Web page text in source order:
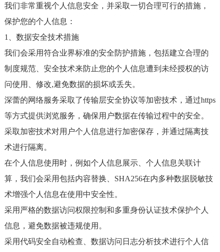
我们非常重视个人信息安全，并采取一切合理可行的措施，
保护您的个人信息：
1、数据安全技术措施
我们会采用符合业界标准的安全防护措施，包括建立合理的
制度规范、安全技术来防止您的个人信息遭到未经授权的访
问使用、修改,避免数据的损坏或丢失。
深蕾的网络服务采取了传输层安全协议等加密技术，通过https
等方式提供浏览服务，确保用户数据在传输过程中的安全。
采取加密技术对用户个人信息进行加密保存，并通过隔离技
术进行隔离。
在个人信息使用时，例如个人信息展示、个人信息关联计
算，我们会采用包括内容替换、SHA256在内多种数据脱敏技
术增强个人信息在使用中安全性。
采用严格的数据访问权限控制和多重身份认证技术保护个人
信息，避免数据被违规使用。
采用代码安全自动检查、数据访问日志分析技术进行个人信